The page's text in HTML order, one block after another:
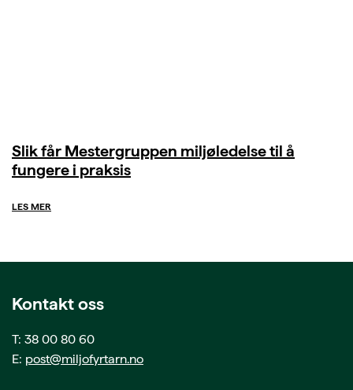
Slik får Mestergruppen miljøledelse til å
fungere i praksis
LES MER
Kontakt oss
T: 38 00 80 60
E: post@miljofyrtarn.no